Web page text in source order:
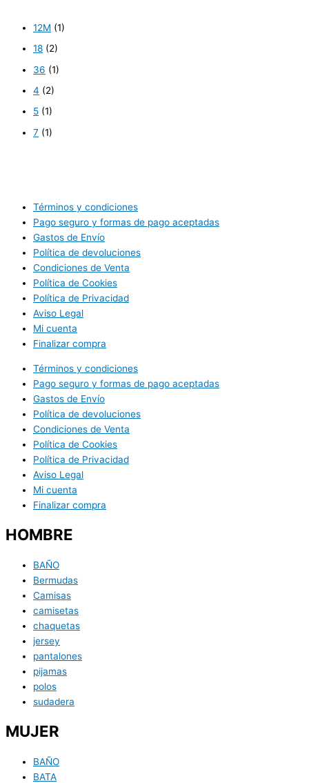
12M (1)
18 (2)
36 (1)
4 (2)
5 (1)
7 (1)
Términos y condiciones
Pago seguro y formas de pago aceptadas
Gastos de Envío
Política de devoluciones
Condiciones de Venta
Política de Cookies
Política de Privacidad
Aviso Legal
Mi cuenta
Finalizar compra
Términos y condiciones
Pago seguro y formas de pago aceptadas
Gastos de Envío
Política de devoluciones
Condiciones de Venta
Política de Cookies
Política de Privacidad
Aviso Legal
Mi cuenta
Finalizar compra
HOMBRE
BAÑO
Bermudas
Camisas
camisetas
chaquetas
jersey
pantalones
pijamas
polos
sudadera
MUJER
BAÑO
BATA